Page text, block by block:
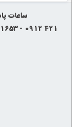
ساعات
- 0912 421